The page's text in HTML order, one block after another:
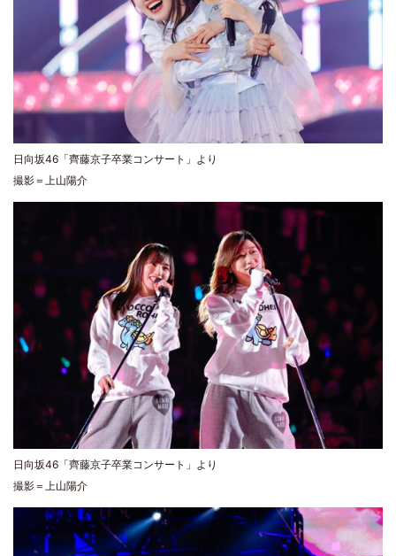
日向坂46「齊藤京子卒業コンサート」より
撮影＝上山陽介
日向坂46「齊藤京子卒業コンサート」より
撮影＝上山陽介